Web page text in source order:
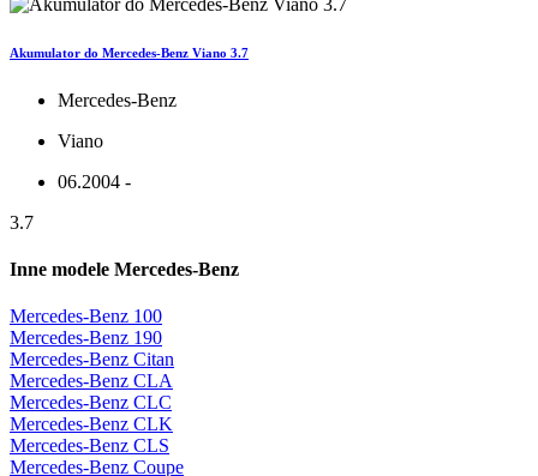
Akumulator do Mercedes-Benz Viano 3.7
Mercedes-Benz
Viano
06.2004 -
3.7
Inne modele Mercedes-Benz
Mercedes-Benz 100
Mercedes-Benz 190
Mercedes-Benz Citan
Mercedes-Benz CLA
Mercedes-Benz CLC
Mercedes-Benz CLK
Mercedes-Benz CLS
Mercedes-Benz Coupe